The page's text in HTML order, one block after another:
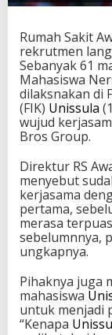
Rumah Sakit
rekrutmen
Sebanyak 61
Mahasiswa
dilaksnakan di
(FIK) Unissula
wujud
Bros Group.
Direktur RS
menyebut
kerjasama
pertama,
merasa
sebelumnnya,
ungkapnya.
Pihaknya juga
mahasiswa
untuk menjadi
“Kenapa